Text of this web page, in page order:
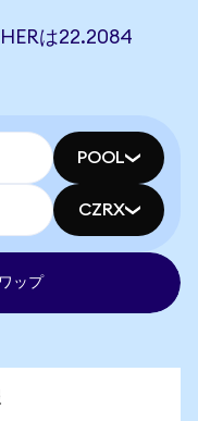
は22.2084
POOL
CZRX
ップ